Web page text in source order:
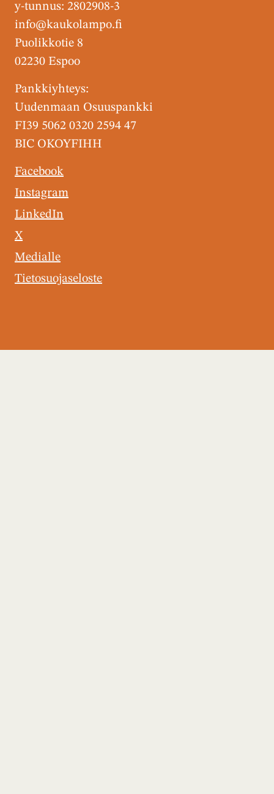
y-tunnus: 2802908-3
info@kaukolampo.fi
Puolikkotie 8
02230 Espoo
Pankkiyhteys:
Uudenmaan Osuuspankki
FI39 5062 0320 2594 47
BIC OKOYFIHH
Facebook
Instagram
LinkedIn
X
Medialle
Tietosuojaseloste